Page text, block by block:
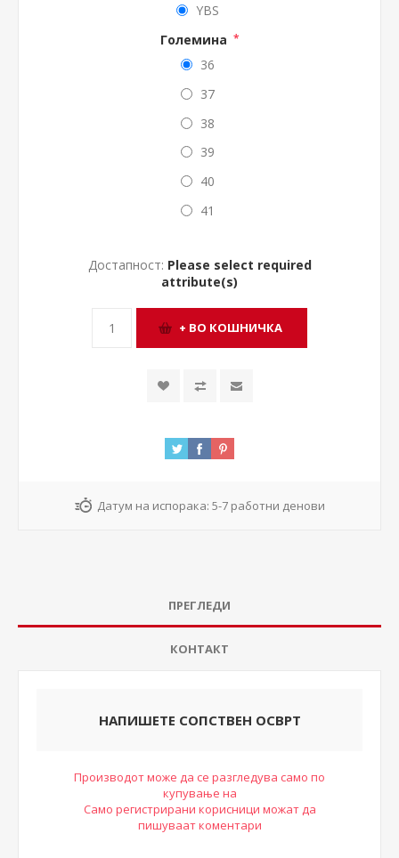
YBS
Големина *
36
37
38
39
40
41
Достапност: Please select required
attribute(s)
Датум на испорака: 5-7 работни денови
ПРЕГЛЕДИ
КОНТАКТ
НАПИШЕТЕ СОПСТВЕН ОСВРТ
Производот може да се разгледува само по
купување на
Само регистрирани корисници можат да
пишуваат коментари